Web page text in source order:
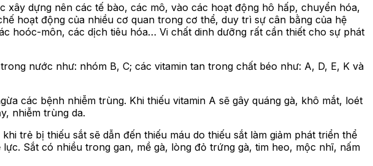
xây dựng nên các tế bào, các mô, vào các hoạt động hô hấp, chuyển hóa,
hoạt động của nhiều cơ quan trong cơ thể, duy trì sự cân bằng của hệ
hoóc-môn, các dịch tiêu hóa… Vi chất dinh dưỡng rất cần thiết cho sự phát
nước như: nhóm B, C; các vitamin tan trong chất béo như: A, D, E, K và
các bệnh nhiễm trùng. Khi thiếu vitamin A sẽ gây quáng gà, khô mắt, loét
nhiễm trùng da.
trẻ bị thiếu sắt sẽ dẫn đến thiếu máu do thiếu sắt làm giảm phát triển thể
Sắt có nhiều trong gan, mề gà, lòng đỏ trứng gà, tim heo, mộc nhĩ, nấm